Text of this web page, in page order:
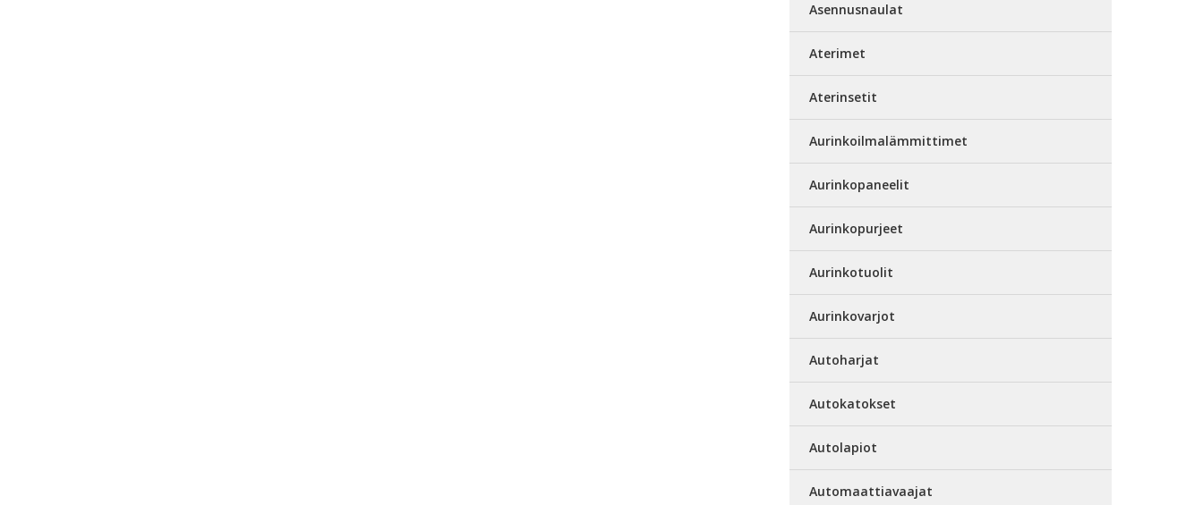
Asennusnaulat
Aterimet
Aterinsetit
Aurinkoilmalämmittimet
Aurinkopaneelit
Aurinkopurjeet
Aurinkotuolit
Aurinkovarjot
Autoharjat
Autokatokset
Autolapiot
Automaattiavaajat